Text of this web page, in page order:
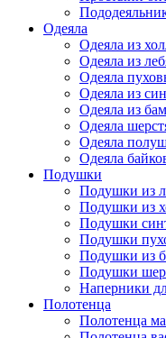
Одеяла
Одеяла из
Одеяла из
Одеяла
Одеяла из
Одеяла из
Одеяла
Одеяла
Одеяла
Подушки
Подушки из
Подушки из
Подушки
Подушки
Подушки из
Подушки
Наперники
Полотенца
Полотенца